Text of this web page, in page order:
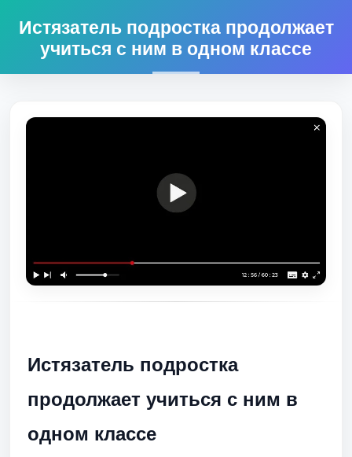
Истязатель подростка продолжает
учиться с ним в одном классе
Истязатель подростка
продолжает учиться с ним в
одном классе